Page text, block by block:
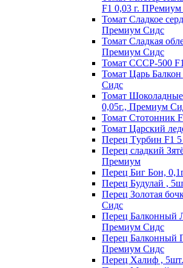
F1 0,03 г.
Томат Сладкое
Премиум Сидс
Томат Сладкая
Премиум Сидс
Томат СССР-500
Томат Царь
Сидс
Томат
0,05г., Премиум
Томат Стотонник
Томат Царский
Перец Tурбин F1
Перец сладкий
Премиум
Перец Биг Бон,
Перец Будулай ,
Перец Золотая
Сидс
Перец Балконный
Премиум Сидс
Перец Балконный
Премиум Сидс
Перец Халиф ,